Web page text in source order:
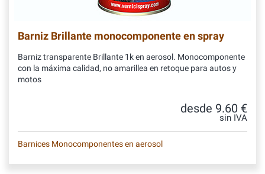
Barniz Brillante monocomponente en spray
Barniz transparente Brillante 1k en aerosol. Monocomponente
con la máxima calidad, no amarillea en retoque para autos y
motos
desde 9.60 €
sin IVA
Barnices Monocomponentes en aerosol